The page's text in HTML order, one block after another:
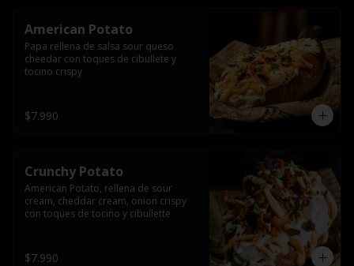
American Potato
Papa rellena de salsa sour queso
cheedar con toques de cibullete y
tocino crispy
$7.990
Crunchy Potato
American Potato, rellena de sour
cream, cheddar cream, onion crispy
con toques de tocino y cibullette
$7.990